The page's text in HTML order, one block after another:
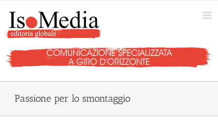
contenuto
Passione per lo smontaggio